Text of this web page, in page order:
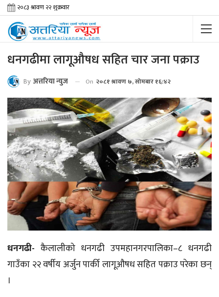
धनगढीमा लागूऔषध सहित चार जना पक्राउ
By अत्तरिया न्युज On २०८१ श्रावण ७, सोमबार १६:४२
धनगढी- कैलालीको धनगढी उपमहानगरपालिका–८ धनगढी
गाउँका २२ वर्षीय अर्जुन पार्की लागूऔषध सहित पक्राउ परेका छन्
।